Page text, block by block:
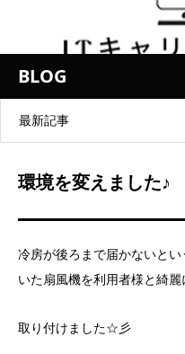
BLOG
最新記事
環境を変えました♪
冷房が後ろまで届かないと
いた扇風機を利用者様と綺麗
取り付けました☆彡